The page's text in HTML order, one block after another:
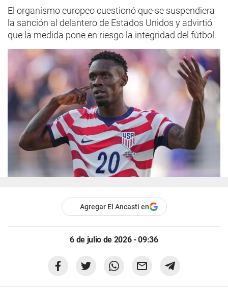
El organismo europeo cuestionó que se suspendiera
la sanción al delantero de Estados Unidos y advirtió
que la medida pone en riesgo la integridad del fútbol.
Agregar El Ancasti en
6 de julio de 2026 - 09:36